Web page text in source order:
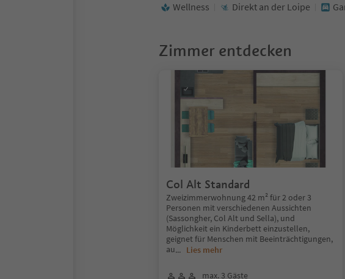
Wellness Direkt an der Loipe
Zimmer entdecken
Col Alt Standard
Zweizimmerwohnung 42 m² für 2 oder 3
Personen mit verschiedenen Aussichten
(Sassongher, Col Alt und Sella), und
Möglichkeit ein Kinderbett einzustellen,
geignet für Menschen mit Beeinträchtigungen,
au... Lies mehr
max. 3 Gäste